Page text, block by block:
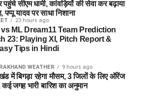
(आधार कार्ड / वोटर आईडी आदि)
एवं इच्छुक युवाओं से अपील की है कि वे समय
इस रोजगार अवसर का लाभ उठाएं।
पहुंचे सीएम धामी, कांवड़ियों की सेवा कर बढ़ाया
पप्पू यादव पर साधा निशाना
23 hours ago
vs ML Dream11 Team Prediction
23: Playing XI, Pitch Report &
Tips in Hindi
WEATHER 9 hours ago
में बिगड़ा रहेगा मौसम, 3 जिलों के लिए ऑरेंज
कई जगह भारी बारिश का अनुमान